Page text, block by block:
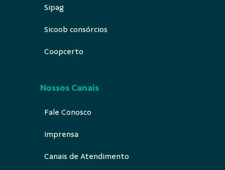
Sipag
Sicoob consórcios
Coopcerto
Nossos Canais
Fale Conosco
Imprensa
Canais de Atendimento